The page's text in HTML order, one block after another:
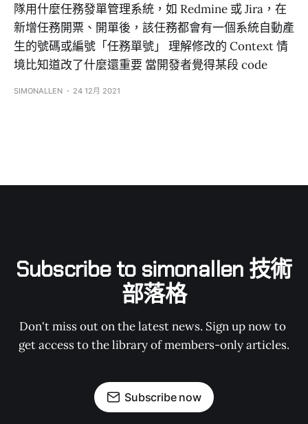
隊用什麼任務發單管理系統，如 Redmine 或 Jira，在
新增任務開票、開單後，該任務都會有一個系統自動產
生的號碼或編號「任務單號」 理解修改的 Context 情
境比知道改了什麼還重要 當開發者覺得某段 code
SIMONALLEN 24 12月 2021
Subscribe to simonallen 技術
部落格
Don't miss out on the latest news. Sign up now to
get access to the library of members-only articles.
Subscribe now